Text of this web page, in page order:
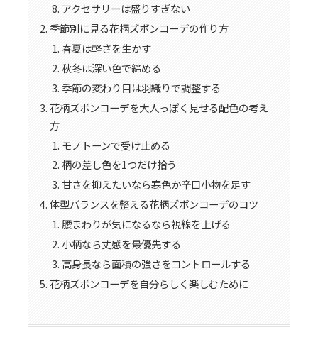
アクセサリーは盛りすぎない
季節別に見る花柄ズボンコーデの作り方
春夏は軽さを生かす
秋冬は深い色で締める
季節の変わり目は羽織りで調整する
花柄ズボンコーデを大人っぽく見せる配色の考え
方
モノトーンで受け止める
柄の差し色を1つだけ拾う
甘さを抑えたいなら寒色か辛口小物を足す
体型バランスを整える花柄ズボンコーデのコツ
腰まわりが気になるなら視線を上げる
小柄なら丈感を最優先する
高身長なら面積の強さをコントロールする
花柄ズボンコーデを自分らしく楽しむために